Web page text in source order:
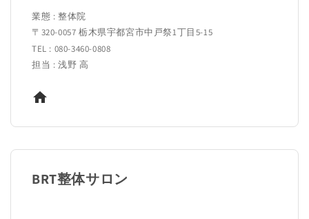
業態 : 整体院
〒320-0057 栃木県宇都宮市中戸祭1丁目5-15
TEL : 080-3460-0808
担当 : 浅野 高
BRT整体サロン